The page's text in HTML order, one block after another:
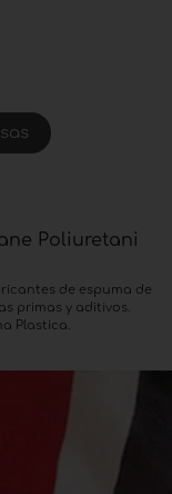
Poliuretani
de espuma de
primas y aditivos.
Plastica.